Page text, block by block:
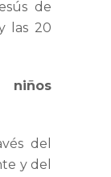
de
las 20
del
y del